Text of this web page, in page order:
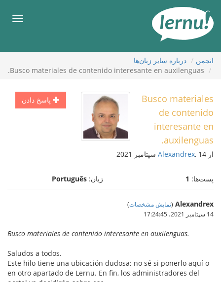
محتوا
انجمن
درباره ساير زبان‌ها
Busco materiales de contenido interesante en auxilenguas.
پاسخ دادن
Busco materiales
de contenido
interesante en
auxilenguas.
از Alexandrex, 14 سپتامبر 2021
پست‌ها: 1 زبان: Português
Alexandrex
(نمایش مشخصات)
14 سپتامبر 2021،‏ 17:24:45
Busco materiales de contenido interesante en auxilenguas.
Saludos a todos.
Este hilo tiene una ubicación dudosa; no sé si ponerlo aquí o
en otro apartado de Lernu. En fin, los administradores del